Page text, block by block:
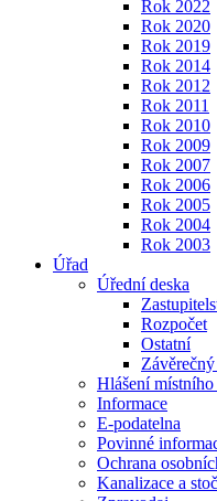
Rok 2022
Rok 2020
Rok 2019
Rok 2014
Rok 2012
Rok 2011
Rok 2010
Rok 2009
Rok 2007
Rok 2006
Rok 2005
Rok 2004
Rok 2003
Úřad
Úřední deska
Rozpočet
Ostatní
Hlášení místního
Informace
E-podatelna
Povinné
Ochrana
Kanalizace a